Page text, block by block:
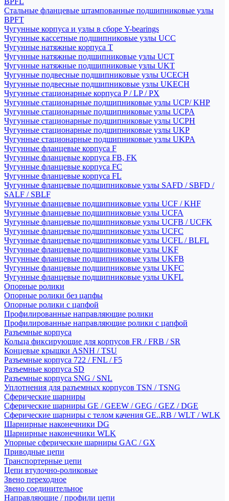
Стальные фланцевые штампованные подшипниковые узлы
BPFT
Чугунные корпуса и узлы в сборе Y-bearings
Чугунные кассетные подшипниковые узлы UCC
Чугунные натяжные корпуса T
Чугунные натяжные подшипниковые узлы UCT
Чугунные натяжные подшипниковые узлы UKT
Чугунные подвесные подшипниковые узлы UCECH
Чугунные подвесные подшипниковые узлы UKECH
Чугунные стационарные корпуса P / LP / PX
Чугунные стационарные подшипниковые узлы UCP/ KHP
Чугунные стационарные подшипниковые узлы UCPA
Чугунные стационарные подшипниковые узлы UCPH
Чугунные стационарные подшипниковые узлы UKP
Чугунные стационарные подшипниковые узлы UKPA
Чугунные фланцевые корпуса F
Чугунные фланцевые корпуса FB, FK
Чугунные фланцевые корпуса FC
Чугунные фланцевые корпуса FL
Чугунные фланцевые подшипниковые узлы SAFD / SBFD /
SALF / SBLF
Чугунные фланцевые подшипниковые узлы UCF / KHF
Чугунные фланцевые подшипниковые узлы UCFA
Чугунные фланцевые подшипниковые узлы UCFB / UCFK
Чугунные фланцевые подшипниковые узлы UCFC
Чугунные фланцевые подшипниковые узлы UCFL / BLFL
Чугунные фланцевые подшипниковые узлы UKF
Чугунные фланцевые подшипниковые узлы UKFB
Чугунные фланцевые подшипниковые узлы UKFC
Чугунные фланцевые подшипниковые узлы UKFL
Опорные ролики
Опорные ролики без цапфы
Опорные ролики с цапфой
Профилированные направляющие ролики
Профилированные направляющие ролики с цапфой
Разъемные корпуса
Кольца фиксирующие для корпусов FR / FRB / SR
Концевые крышки ASNH / TSU
Разъемные корпуса 722 / FNL / F5
Разъемные корпуса SD
Разъемные корпуса SNG / SNL
Уплотнения для разъемных корпусов TSN / TSNG
Сферические шарниры
Сферические шарниры GE / GEEW / GEG / GEZ / DGE
Сферические шарниры с телом качения GE..RB / WLT / WLK
Шарнирные наконечники DG
Шарнирные наконечники WLK
Упорные сферические шарниры GAC / GX
Приводные цепи
Транспортерные цепи
Цепи втулочно-роликовые
Звено переходное
Звено соединительное
Направляющие / профили цепи